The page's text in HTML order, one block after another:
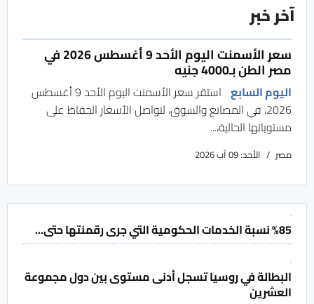
آخر خبر
سعر الأسمنت اليوم الأحد 9 أغسطس 2026 في
مصر الطن بـ4000 جنيه
اليوم السابع
استقر سعر الأسمنت اليوم الأحد 9 أغسطس
2026، في المصانع والسوق، لتواصل الأسعار الحفاظ على
مستوياتها الحالية،...
مصر الأحد: 09 آب 2026
%85 نسبة الخدمات الحكومية التي جرى رقمنتها حتى...
البطالة في روسيا تسجل أدنى مستوى بين دول مجموعة
العشرين